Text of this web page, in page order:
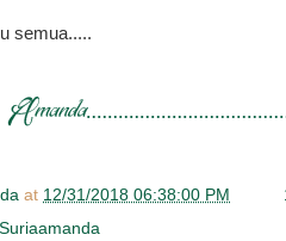
semua.....
at 12/31/2018 06:38:00 PM